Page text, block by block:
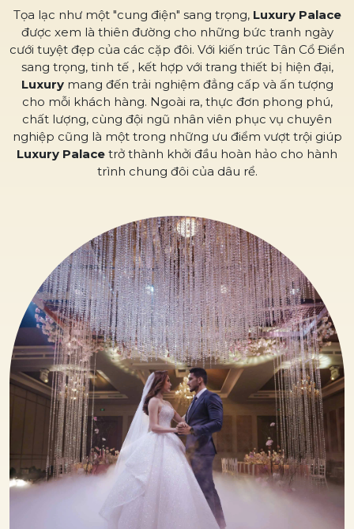
Tọa lạc như một "cung điện" sang trọng, Luxury Palace
được xem là thiên đường cho những bức tranh ngày
cưới tuyệt đẹp của các cặp đôi. Với kiến trúc Tân Cổ Điển
sang trọng, tinh tế , kết hợp với trang thiết bị hiện đại,
Luxury mang đến trải nghiệm đẳng cấp và ấn tượng
cho mỗi khách hàng. Ngoài ra, thực đơn phong phú,
chất lượng, cùng đội ngũ nhân viên phục vụ chuyên
nghiệp cũng là một trong những ưu điểm vượt trội giúp
Luxury Palace trở thành khởi đầu hoàn hảo cho hành
trình chung đôi của dâu rể.